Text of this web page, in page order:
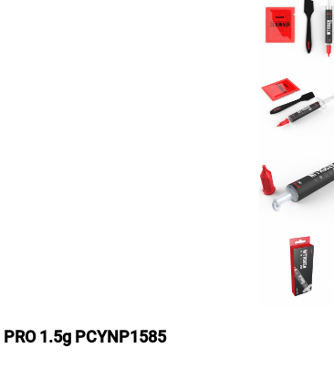
1.5g PCYNP1585